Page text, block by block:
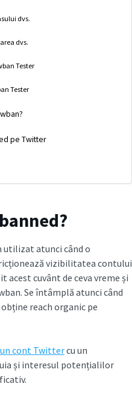
dvs.
dvs.
Tester
Tester
pe Twitter
utilizat atunci când o
vizibilitatea contului
cuvânt de ceva vreme și
Se întâmplă atunci când
reach organic pe
cont Twittercu un
și interesul potențialilor